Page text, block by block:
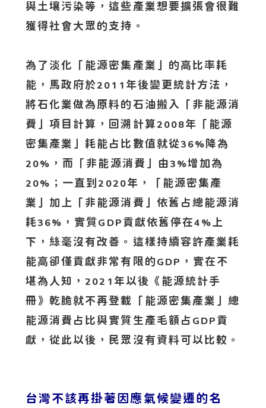
與土壤污染等，這些產業想要擴張會很難
獲得社會大眾的支持。
為了淡化「能源密集產業」的高比率耗
能，馬政府於2011 年後變更統計方法，
將石化業做為原料的石油搬入「非能源消
費」項目計算，回溯計算2008年「能源
密集產業」耗能占比數值就從36%降為
20% ，而「非能源消費」由3%增加為
20% ；一直到2020年，「能源密集產
業」加上「非能源消費」依舊占總能源消
耗36% ，實質GDP 貢獻依舊停在4% 上
下，絲毫沒有改善。這樣持續容許產業耗
能高卻僅貢獻非常有限的GDP ，實在不
堪為人知，2021 年以後《能源統計手
冊》乾脆就不再登載「能源密集產業」總
能源消費占比與實質生產毛額占 GDP 貢
獻，從此以後，民眾沒有資料可以比較。
台灣不該再掛著因應氣候變遷的名